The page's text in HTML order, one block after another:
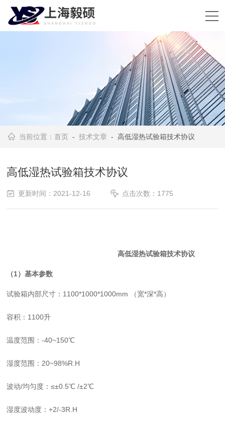
当前位置：首页 -技术文章 - 高低湿热试验箱技术协议
高低湿热试验箱技术协议
更新时间：2021-12-16 点击次数：1775
高低湿热试验箱技术协议
（1）基本参数
试验箱内部尺寸： 1100*1000*1000mm （宽*深*高）
容积： 1100升
温度范围：-40~150℃
湿度范围： 20~98%R.H
波动/均匀度：≤±0.5℃ /±2℃
湿度波动度：+2/-3R.H